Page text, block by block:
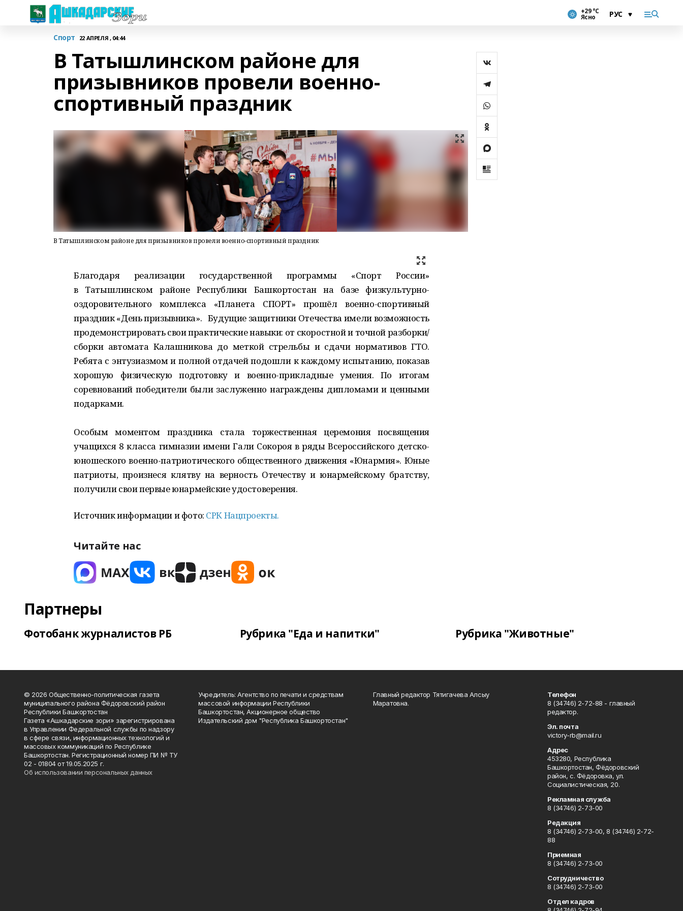
+29 °С
Ясно
Спорт 22 АПРЕЛЯ , 04:44
В Татышлинском районе для
призывников провели военно-
спортивный праздник
В Татышлинском районе для призывников провели военно-спортивный праздник
Благодаря реализации государственной программы «Спорт России»
в Татышлинском районе Республики Башкортостан на базе физкультурно-
оздоровительного комплекса «Планета СПОРТ» прошёл военно-спортивный
праздник «День призывника». Будущие защитники Отечества имели возможность
продемонстрировать свои практические навыки: от скоростной и точной разборки/
сборки автомата Калашникова до меткой стрельбы и сдачи нормативов ГТО.
Ребята с энтузиазмом и полной отдачей подошли к каждому испытанию, показав
хорошую физическую подготовку и военно-прикладные умения. По итогам
соревнований победители были заслуженно награждены дипломами и ценными
подарками.
Особым моментом праздника стала торжественная церемония посвящения
учащихся 8 класса гимназии имени Гали Сокороя в ряды Всероссийского детско-
юношеского военно-патриотического общественного движения «Юнармия». Юные
патриоты, произнеся клятву на верность Отечеству и юнармейскому братству,
получили свои первые юнармейские удостоверения.
Источник информации и фото: СРК Нацпроекты.
Читайте нас
Партнеры
Фотобанк журналистов РБ Рубрика "Еда и напитки" Рубрика "Животные"
© 2026 Общественно-политическая газета
муниципального района Фёдоровский район
Республики Башкортостан
Газета «Ашкадарские зори» зарегистрирована
в Управлении Федеральной службы по надзору
в сфере связи, информационных технологий и
массовых коммуникаций по Республике
Башкортостан. Регистрационный номер ПИ № ТУ
02 - 01804 от 19.05.2025 г.
Об использовании персональных данных
Учредитель: Агентство по печати и средствам
массовой информации Республики
Башкортостан, Акционерное общество
Издательский дом "Республика Башкортостан"
Главный редактор Тятигачева Алсыу
Маратовна.
Телефон
8 (34746) 2-72-88 - главный
редактор.
Эл. почта
victory-rb@mail.ru
Адрес
453280, Республика
Башкортостан, Фёдоровский
район, с. Фёдоровка, ул.
Социалистическая, 20.
Рекламная служба
8 (34746) 2-73-00
Редакция
8 (34746) 2-73-00, 8 (34746) 2-72-
88
Приемная
8 (34746) 2-73-00
Сотрудничество
8 (34746) 2-73-00
Отдел кадров